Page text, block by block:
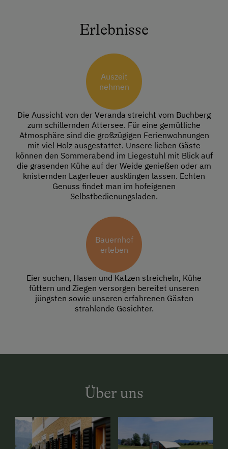
Erlebnisse
Auszeit
nehmen
Die Aussicht von der Veranda streicht vom Buchberg
zum schillernden Attersee. Für eine gemütliche
Atmosphäre sind die großzügigen Ferienwohnungen
mit viel Holz ausgestattet. Unsere lieben Gäste
können den Sommerabend im Liegestuhl mit Blick auf
die grasenden Kühe auf der Weide genießen oder am
knisternden Lagerfeuer ausklingen lassen. Echten
Genuss findet man im hofeigenen
Selbstbedienungsladen.
Bauernhof
erleben
Eier suchen, Hasen und Katzen streicheln, Kühe
füttern und Ziegen versorgen bereitet unseren
jüngsten sowie unseren erfahrenen Gästen
strahlende Gesichter.
Über uns